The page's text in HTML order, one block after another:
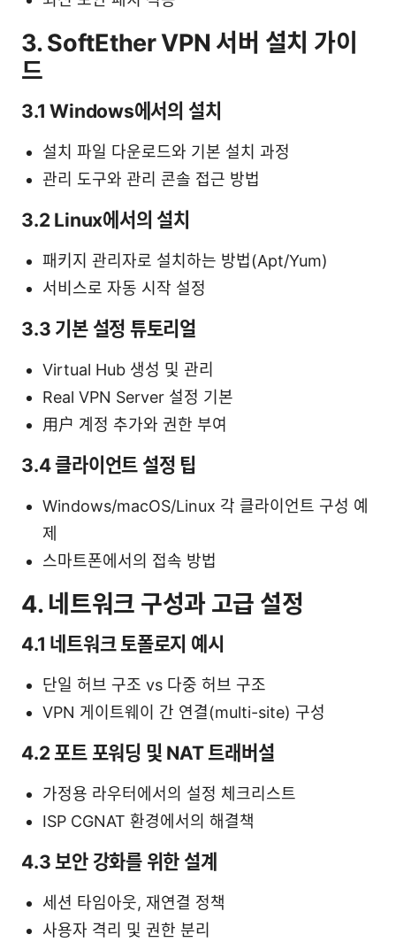
3. SoftEther VPN 서버 설치 가이
드
3.1 Windows에서의 설치
설치 파일 다운로드와 기본 설치 과정
관리 도구와 관리 콘솔 접근 방법
3.2 Linux에서의 설치
패키지 관리자로 설치하는 방법(Apt/Yum)
서비스로 자동 시작 설정
3.3 기본 설정 튜토리얼
Virtual Hub 생성 및 관리
Real VPN Server 설정 기본
用户 계정 추가와 권한 부여
3.4 클라이언트 설정 팁
Windows/macOS/Linux 각 클라이언트 구성 예
제
스마트폰에서의 접속 방법
4. 네트워크 구성과 고급 설정
4.1 네트워크 토폴로지 예시
단일 허브 구조 vs 다중 허브 구조
VPN 게이트웨이 간 연결(multi-site) 구성
4.2 포트 포워딩 및 NAT 트래버설
가정용 라우터에서의 설정 체크리스트
ISP CGNAT 환경에서의 해결책
4.3 보안 강화를 위한 설계
세션 타임아웃, 재연결 정책
사용자 격리 및 권한 분리